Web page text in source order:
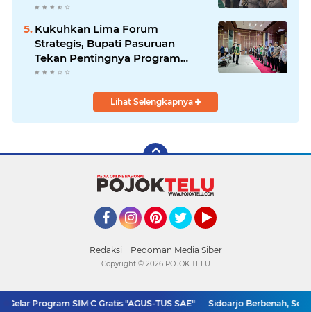
Kukuhkan Lima Forum
Strategis, Bupati Pasuruan
Tekan Pentingnya Program
Nyata untuk Rakyat
Lihat Selengkapnya
Redaksi Pedoman Media Siber
Program SIM C Gratis "AGUS-TUS SAE" Sidoarjo Berbenah,
Copyright © 2026 POJOK TELU